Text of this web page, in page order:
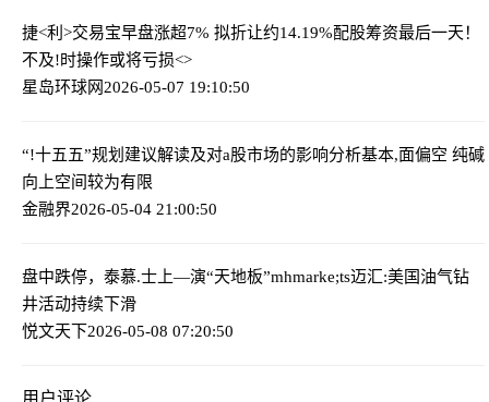
捷<利>交易宝早盘涨超7% 拟折让约14.19%配股筹资最后一天！
不及!时操作或将亏损<>
星岛环球网2026-05-07 19:10:50
“!十五五”规划建议解读及对a股市场的影响分析基本,面偏空 纯碱
向上空间较为有限
金融界2026-05-04 21:00:50
盘中跌停，泰慕.士上—演“天地板”mhmarke;ts迈汇:美国油气钻
井活动持续下滑
悦文天下2026-05-08 07:20:50
用户评论